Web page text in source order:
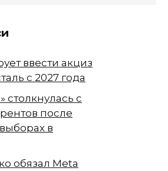
ввести акциз
с 2027 года
столкнулась с
после
в
обязал Meta